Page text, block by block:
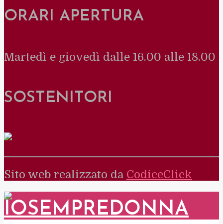
ORARI APERTURA
Martedì e giovedì dalle 16.00 alle 18.00
SOSTENITORI
Sito web realizzato da CodiceClick